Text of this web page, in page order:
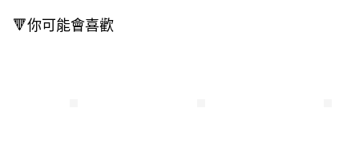
１．簡單：不需註冊會員、不需綁卡、不需儲值。
２．便利：只要手機號碼，簡訊認證，即可結帳。
運送方式
🔻你可能會喜歡